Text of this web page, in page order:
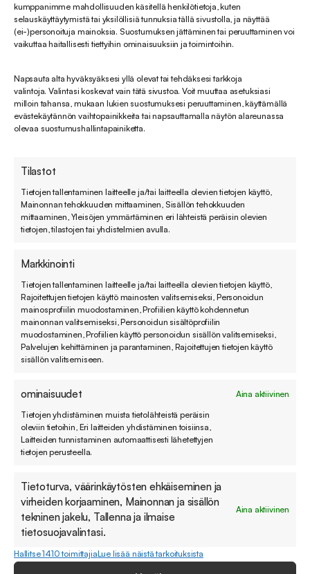
kumppanimme mahdollisuuden käsitellä henkilötietoja, kuten
selauskäyttäytymistä tai yksilöllisiä tunnuksia tällä sivustolla, ja näyttää
(ei-)personoituja mainoksia. Suostumuksen jättäminen tai peruuttaminen voi
vaikuttaa haitallisesti tiettyihin ominaisuuksiin ja toimintoihin.
Napsauta alta hyväksyäksesi yllä olevat tai tehdäksesi tarkkoja
valintoja. Valintasi koskevat vain tätä sivustoa. Voit muuttaa asetuksiasi
milloin tahansa, mukaan lukien suostumuksesi peruuttaminen, käyttämällä
evästekäytännön vaihtopainikkeita tai napsauttamalla näytön alareunassa
olevaa suostumushallintapainiketta.
Tilastot
Tietojen tallentaminen laitteelle ja/tai laitteella olevien tietojen käyttö,
Mainonnan tehokkuuden mittaaminen, Sisällön tehokkuuden
mittaaminen, Yleisöjen ymmärtäminen eri lähteistä peräisin olevien
tietojen, tilastojen tai yhdistelmien avulla.
Markkinointi
Tietojen tallentaminen laitteelle ja/tai laitteella olevien tietojen käyttö,
Rajoitettujen tietojen käyttö mainosten valitsemiseksi, Personoidun
mainosprofiilin muodostaminen, Profiilien käyttö kohdennetun
mainonnan valitsemiseksi, Personoidun sisältöprofiilin
muodostaminen, Profiilien käyttö personoidun sisällön valitsemiseksi,
Palvelujen kehittäminen ja parantaminen, Rajoitettujen tietojen käyttö
sisällön valitsemiseen.
ominaisuudet
Aina aktiivinen
Tietojen yhdistäminen muista tietolähteistä peräisin
oleviin tietoihin, Eri laitteiden yhdistäminen toisiinsa,
Laitteiden tunnistaminen automaattisesti lähetettyjen
tietojen perusteella.
Tietoturva, väärinkäytösten ehkäiseminen ja
virheiden korjaaminen, Mainonnan ja sisällön
tekninen jakelu, Tallenna ja ilmaise
tietosuojavalintasi.
Aina aktiivinen
Hallitse 1410 toimittajiaLue lisää näistä tarkoituksista
Vähemmän toistoa, enemmän merkitystä:Kun
tekoäly hoitaa samat kysymykset yhä
uudelleen, tukihenkilöt voivat keskittyä
tarvitaan.
Nopeampi vastausaika:Tekoäly vastaa
välittömästi, joten asiakkaat eivät jää
vastausta.
24/7-palvelu:Tekoälytukihenkilö palvelee
asiakkaita myös viikonloppuisin ja öisin ilman
lisäresursseja.
Parempi priorisointi:
varmistaa, että kiireelliset ja tärkeät
yhteydenotot nousevat jonon kärkeen
automaattisesti.
Skaalautuvuus:Ruuhkahuippuina tekoäly tasaa
kuormaa ilman, että tarvitaan lisää henkilöstöä.
Miten tekoälyautomaatio otetaan
käyttöön
asiakaspalvelujärjestelmässä?
asiakaspalvelujärjestelmässä alkaa nykytilan
kartoituksesta: mitkä yhteydenotot toistuvat
eniten, mitä tietoa tekoäly tarvitsee vastatakseen
niihin, ja mihin kanaviin automaatio halutaan ensin
tuoda. Käyttöönotto etenee vaiheittain eikä vaadi